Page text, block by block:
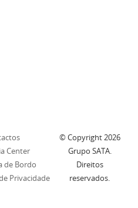
Center
de Bordo
Privacidade
© Copyright 2026
Grupo SATA.
Direitos
reservados.